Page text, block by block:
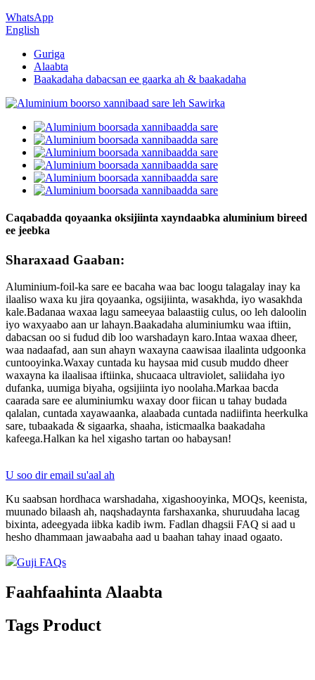
WhatsApp
English
Guriga
Alaabta
Baakadaha dabacsan ee gaarka ah & baakadaha
Caqabadda qoyaanka oksijiinta xayndaabka aluminium bireed
ee jeebka
Sharaxaad Gaaban:
Aluminium-foil-ka sare ee bacaha waa bac loogu talagalay inay ka
ilaaliso waxa ku jira qoyaanka, ogsijiinta, wasakhda, iyo wasakhda
kale.Badanaa waxaa lagu sameeyaa balaastiig culus, oo leh daloolin
iyo waxyaabo aan ur lahayn.Baakadaha aluminiumku waa iftiin,
dabacsan oo si fudud dib loo warshadayn karo.Intaa waxaa dheer,
waa nadaafad, aan sun ahayn waxayna caawisaa ilaalinta udgoonka
cuntooyinka.Waxay cuntada ku haysaa mid cusub muddo dheer
waxayna ka ilaalisaa iftiinka, shucaaca ultraviolet, saliidaha iyo
dufanka, uumiga biyaha, ogsijiinta iyo noolaha.Markaa bacda
caarada sare ee aluminiumku waxay door fiican u tahay budada
qalalan, cuntada xayawaanka, alaabada cuntada nadiifinta heerkulka
sare, tubaakada & sigaarka, shaaha, isticmaalka baakadaha
kafeega.Halkan ka hel xigasho tartan oo habaysan!
U soo dir email su'aal ah
Ku saabsan hordhaca warshadaha, xigashooyinka, MOQs, keenista,
muunado bilaash ah, naqshadaynta farshaxanka, shuruudaha lacag
bixinta, adeegyada iibka kadib iwm. Fadlan dhagsii FAQ si aad u
hesho dhammaan jawaabaha aad u baahan tahay inaad ogaato.
Guji FAQs
Faahfaahinta Alaabta
Tags Product